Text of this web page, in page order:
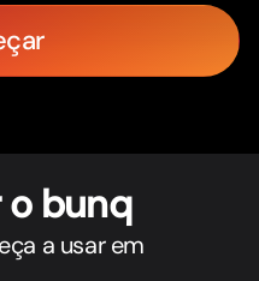
o bunq
a usar em